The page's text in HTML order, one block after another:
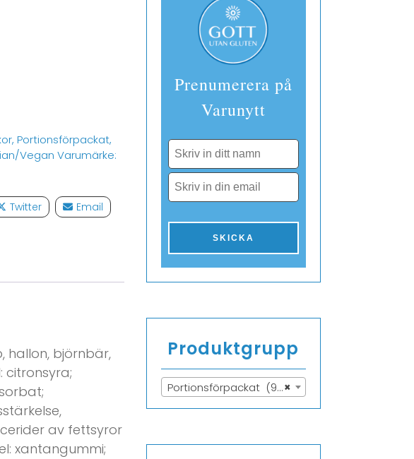
,Portionsförpackat,
Vegan Varumärke:
Twitter Email
hallon, björnbär,
citronsyra;
av fettsyror
xantangummi;
Prenumerera på
Varunytt
Produktgrupp
×
Portionsförpackat (98)